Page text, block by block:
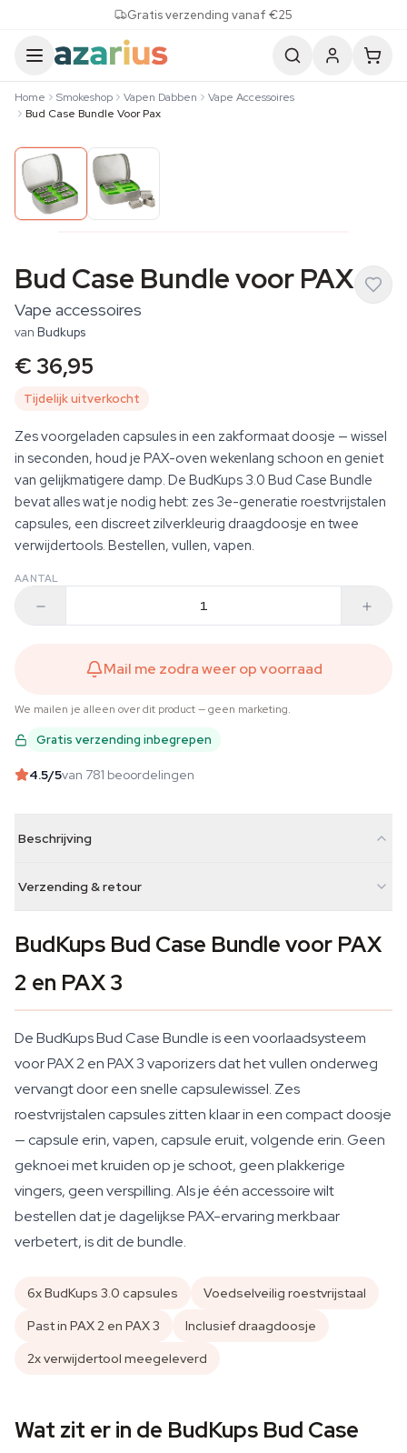
Gratis verzending vanaf €25
Home Smokeshop Vapen Dabben
Vape Accessoires
Bud Case Bundle Voor Pax
Bud Case Bundle voor PAX
Vape accessoires
van Budkups
€ 36,95
Tijdelijk uitverkocht
Zes voorgeladen capsules in een zakformaat doosje — wissel
in seconden, houd je PAX-oven wekenlang schoon en geniet
van gelijkmatigere damp. De BudKups 3.0 Bud Case Bundle
bevat alles wat je nodig hebt: zes 3e-generatie roestvrijstalen
capsules, een discreet zilverkleurig draagdoosje en twee
verwijdertools. Bestellen, vullen, vapen.
AANTAL
Mail me zodra weer op voorraad
We mailen je alleen over dit product — geen marketing.
Gratis verzending inbegrepen
4.5/5van 781 beoordelingen
Beschrijving
Verzending & retour
BudKups Bud Case Bundle voor PAX
2 en PAX 3
De BudKups Bud Case Bundle is een voorlaadsysteem
voor PAX 2 en PAX 3 vaporizers dat het vullen onderweg
vervangt door een snelle capsulewissel. Zes
roestvrijstalen capsules zitten klaar in een compact doosje
— capsule erin, vapen, capsule eruit, volgende erin. Geen
geknoei met kruiden op je schoot, geen plakkerige
vingers, geen verspilling. Als je één accessoire wilt
bestellen dat je dagelijkse PAX-ervaring merkbaar
verbetert, is dit de bundle.
6x BudKups 3.0 capsules
Voedselveilig roestvrijstaal
Past in PAX 2 en PAX 3
Inclusief draagdoosje
2x verwijdertool meegeleverd
Wat zit er in de BudKups Bud Case